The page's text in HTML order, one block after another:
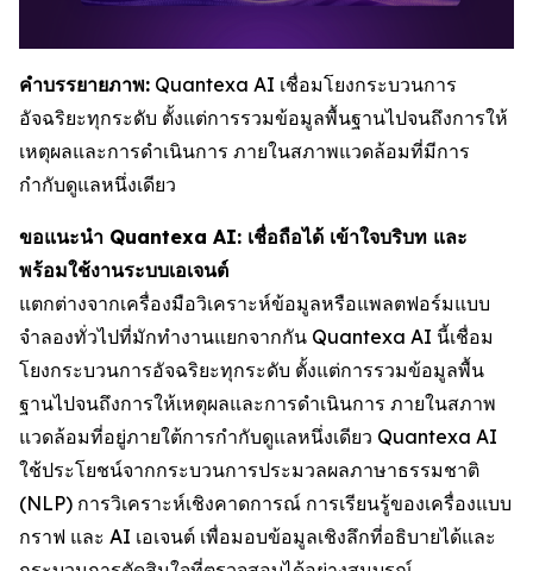
คำบรรยายภาพ: Quantexa AI เชื่อมโยงกระบวนการ
อัจฉริยะทุกระดับ ตั้งแต่การรวมข้อมูลพื้นฐานไปจนถึงการให้
เหตุผลและการดำเนินการ ภายในสภาพแวดล้อมที่มีการ
กำกับดูแลหนึ่งเดียว
ขอแนะนำ Quantexa AI: เชื่อถือได้ เข้าใจบริบท และ
พร้อมใช้งานระบบเอเจนต์
แตกต่างจากเครื่องมือวิเคราะห์ข้อมูลหรือแพลตฟอร์มแบบ
จำลองทั่วไปที่มักทำงานแยกจากกัน Quantexa AI นี้เชื่อม
โยงกระบวนการอัจฉริยะทุกระดับ ตั้งแต่การรวมข้อมูลพื้น
ฐานไปจนถึงการให้เหตุผลและการดำเนินการ ภายในสภาพ
แวดล้อมที่อยู่ภายใต้การกำกับดูแลหนึ่งเดียว Quantexa AI
ใช้ประโยชน์จากกระบวนการประมวลผลภาษาธรรมชาติ
(NLP) การวิเคราะห์เชิงคาดการณ์ การเรียนรู้ของเครื่องแบบ
กราฟ และ AI เอเจนต์ เพื่อมอบข้อมูลเชิงลึกที่อธิบายได้และ